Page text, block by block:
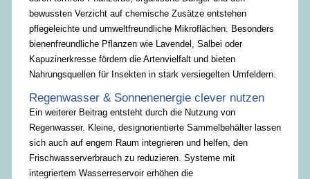
bewussten Verzicht auf chemische Zusätze entstehen
pflegeleichte und umweltfreundliche Mikroflächen. Besonders
bienenfreundliche Pflanzen wie Lavendel, Salbei oder
Kapuzinerkresse fördern die Artenvielfalt und bieten
Nahrungsquellen für Insekten in stark versiegelten Umfeldern.
Regenwasser & Sonnenenergie clever nutzen
Ein weiterer Beitrag entsteht durch die Nutzung von
Regenwasser. Kleine, designorientierte Sammelbehälter lassen
sich auch auf engem Raum integrieren und helfen, den
Frischwasserverbrauch zu reduzieren. Systeme mit
integriertem Wasserreservoir erhöhen die